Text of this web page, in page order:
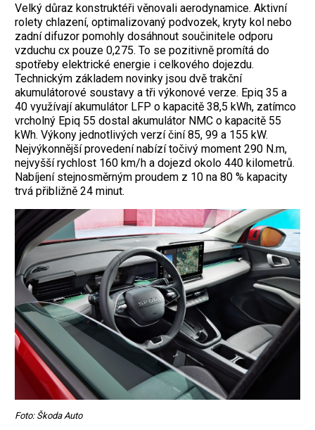
Velký důraz konstruktéři věnovali aerodynamice. Aktivní
rolety chlazení, optimalizovaný podvozek, kryty kol nebo
zadní difuzor pomohly dosáhnout součinitele odporu
vzduchu cx pouze 0,275. To se pozitivně promítá do
spotřeby elektrické energie i celkového dojezdu.
Technickým základem novinky jsou dvě trakční
akumulátorové soustavy a tři výkonové verze. Epiq 35 a
40 využívají akumulátor LFP o kapacitě 38,5 kWh, zatímco
vrcholný Epiq 55 dostal akumulátor NMC o kapacitě 55
kWh. Výkony jednotlivých verzí činí 85, 99 a 155 kW.
Nejvýkonnější provedení nabízí točivý moment 290 N.m,
nejvyšší rychlost 160 km/h a dojezd okolo 440 kilometrů.
Nabíjení stejnosměrným proudem z 10 na 80 % kapacity
trvá přibližně 24 minut.
Foto: Škoda Auto